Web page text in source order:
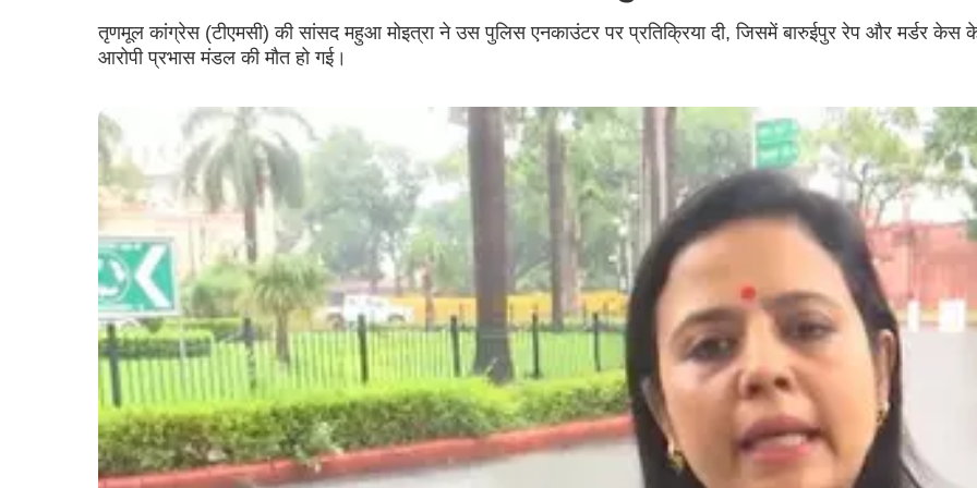
तृणमूल कांग्रेस (टीएमसी) की सांसद महुआ मोइत्रा ने उस पुलिस एनकाउंटर पर प्रतिक्रिया दी, जिसमें बारुईपुर रेप और मर्डर केस
आरोपी प्रभास मंडल की मौत हो गई।